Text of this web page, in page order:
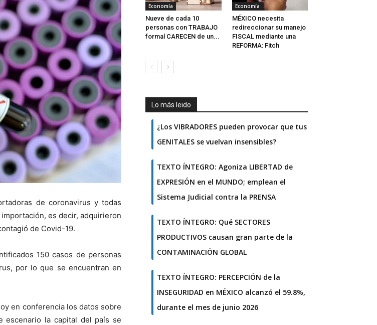
de coronavirus y todas
es decir, adquirieron
de Covid-19.
150 casos de personas
por lo que se encuentran en
en conferencia los datos sobre
escenario la capital del país se
Economía
Nueve de cada 10
personas con TRABAJO
formal CARECEN de un...
Economía
MÉXICO necesita
redireccionar su manejo
FISCAL mediante una
REFORMA: Fitch
Lo más leido
¿Los VIBRADORES pueden provocar que tus
GENITALES se vuelvan insensibles?
TEXTO ÍNTEGRO: Agoniza LIBERTAD de
EXPRESIÓN en el MUNDO; emplean el
Sistema Judicial contra la PRENSA
TEXTO ÍNTEGRO: Qué SECTORES
PRODUCTIVOS causan gran parte de la
CONTAMINACIÓN GLOBAL
TEXTO ÍNTEGRO: PERCEPCIÓN de la
INSEGURIDAD en MÉXICO alcanzó el 59.8%,
durante el mes de junio 2026